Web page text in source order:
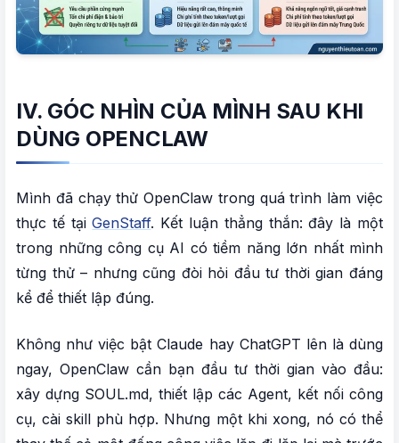
IV. GÓC NHÌN CỦA MÌNH SAU KHI
DÙNG OPENCLAW
Mình đã chạy thử OpenClaw trong quá trình làm việc
thực tế tạiGenStaff. Kết luận thẳng thắn: đây là một
trong những công cụ AI có tiềm năng lớn nhất mình
từng thử – nhưng cũng đòi hỏi đầu tư thời gian đáng
kể để thiết lập đúng.
Không như việc bật Claude hay ChatGPT lên là dùng
ngay, OpenClaw cần bạn đầu tư thời gian vào đầu:
xây dựng SOUL.md, thiết lập các Agent, kết nối công
cụ, cài skill phù hợp. Nhưng một khi xong, nó có thể